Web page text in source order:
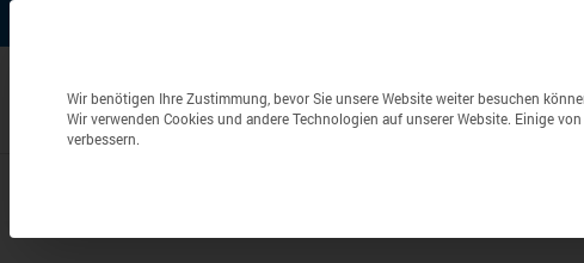
Datenschutzeinstellungen
Wir benötigen Ihre Zustimmung, bevor Sie unsere Website weiter besuchen
Wir verwenden Cookies und andere Technologien auf unserer Website. Einige
verbessern.